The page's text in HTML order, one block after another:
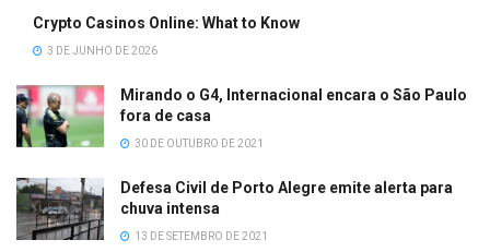
Crypto Casinos Online: What to Know
3 DE JUNHO DE 2026
Mirando o G4, Internacional encara o São Paulo
fora de casa
30 DE OUTUBRO DE 2021
Defesa Civil de Porto Alegre emite alerta para
chuva intensa
13 DE SETEMBRO DE 2021